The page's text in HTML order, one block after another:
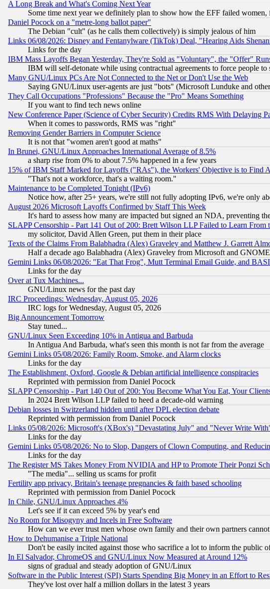
A Long Break and What's Coming Next Year
Some time next year we definitely plan to show how the EFF failed
Daniel Pocock on a "metre-long ballot paper"
The Debian "cult" (as he calls them collectively) is simply jealous of him
Links 06/08/2026: Disney and Fentanylware (TikTok) Deal, "Hearing Aids
Links for the day
IBM Mass Layoffs Began Yesterday, They're Sold as "Voluntary", the "Offer"
IBM will self-detonate while using contractual agreements to force people to
Many GNU/Linux PCs Are Not Connected to the Net or Don't Use the Web
Saying GNU/Linux user-agents are just "bots" (Microsoft Lunduke and
They Call Occupations "Professions" Because the "Pro" Means Something
If you want to find tech news online
New Conference Paper (Science of Cyber Security) Credits RMS With Delaying
When it comes to passwords, RMS was "right"
Removing Gender Barriers in Computer Science
It is not that "women aren't good at maths"
In Brunei, GNU/Linux Approaches International Average of 8.5%
a sharp rise from 0% to about 7.5% happened in a few years
15% of IBM Staff Marked for Layoffs ("RAs"), the Workers' Objective is to Find
"That's not a workforce, that's a waiting room."
Maintenance to be Completed Tonight (IPv6)
Notice how, after 25+ years, we're still not fully adopting IPv6, we're only
August 2026 Microsoft Layoffs Confirmed by Staff This Week
It's hard to assess how many are impacted but signed an NDA, preventing
SLAPP Censorship - Part 141 Out of 200: Brett Wilson LLP Failed to Learn From
my solicitor, David Allen Green, put them in their place
Texts of the Claims From Balabhadra (Alex) Graveley and Matthew J. Garrett
Half a decade ago Balabhadra (Alex) Graveley from Microsoft and
Gemini Links 06/08/2026: "Eat That Frog", Mutt Terminal Email Guide, and
Links for the day
Over at Tux Machines...
GNU/Linux news for the past day
IRC Proceedings: Wednesday, August 05, 2026
IRC logs for Wednesday, August 05, 2026
Big Announcement Tomorrow
Stay tuned...
GNU/Linux Seen Exceeding 10% in Antigua and Barbuda
In Antigua And Barbuda, what's seen this month is not far from the average
Gemini Links 05/08/2026: Family Room, Smoke, and Alarm clocks
Links for the day
The Establishment, Oxford, Google & Debian artificial intelligence conspiracies
Reprinted with permission from Daniel Pocock
SLAPP Censorship - Part 140 Out of 200: You Become What You Eat, Your
In 2024 Brett Wilson LLP failed to heed a decade-old warning
Debian losses in Switzerland hidden until after DPL election debate
Reprinted with permission from Daniel Pocock
Links 05/08/2026: Microsoft's (XBox's) "Devastating July" and "Never Write
Links for the day
Gemini Links 05/08/2026: No to Slop, Dangers of Clown Computing, and
Links for the day
The Register MS Takes Money From NVIDIA and HP to Promote Their Ponzi
"The media"... selling us scams for profit
Fertility app privacy, Britain's teenage pregnancies & faith based schooling
Reprinted with permission from Daniel Pocock
In Chile, GNU/Linux Approaches 4%
Let's see if it can exceed 5% by year's end
No Room for Misogyny and Incels in Free Software
How can we ever trust men whose own family and their own partners
How to Dehumanise a Triple National
Don't be easily incited against those who sacrifice a lot to inform the public
In El Salvador, ChromeOS and GNU/Linux Now Measured at Around 12%
signs of gradual and steady adoption of GNU/Linux
Software in the Public Interest (SPI) Starts Spending Big Money in an Effort to
They've lost over half a million dollars in the latest 3 years